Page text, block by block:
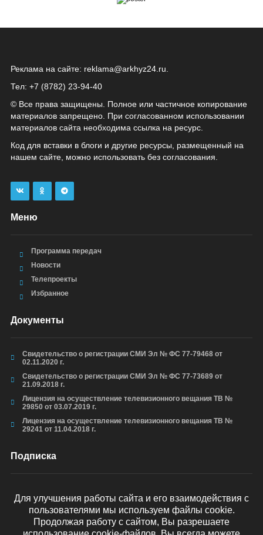
Реклама на сайте: reklama@arkhyz24.ru
Тел: +7 (8782) 23‑94‑40
© Все права защищены. Полное или частичное копирование
материалов запрещено. При согласованном использовании
материалов сайта необходима ссылка на ресурс.
Код для вставки в блоги и другие ресурсы, размещенный на
нашем сайте, можно использовать без согласования.
Меню
Программа передач
Новости
Телепроекты
Избранное
Документы
Свидетельство о регистрации СМИ Эл № ФС 77-79468 от
02.11.2020 г.
Свидетельство о регистрации СМИ Эл № ФС 77-73689 от
21.09.2018 г.
Лицензия на осуществление телевизионного вещания ТВ №
29850 от 03.07.2019 г.
Лицензия на осуществление телевизионного вещания ТВ №
29241 от 11.04.2018 г.
Подписка
ОТПРАВИТЬ
Для улучшения работы сайта и его взаимодействия с
пользователями мы используем файлы cookie.
Продолжая работу с сайтом, Вы разрешаете